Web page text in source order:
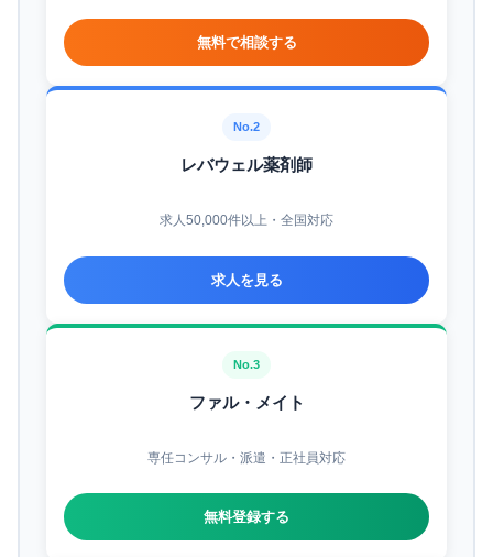
無料で相談する
No.2
レバウェル薬剤師
求人50,000件以上・全国対応
求人を見る
No.3
ファル・メイト
専任コンサル・派遣・正社員対応
無料登録する